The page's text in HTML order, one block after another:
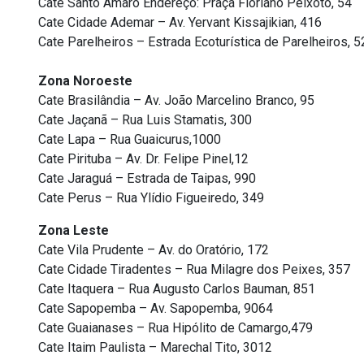
Cate Cidade Ademar – Av. Yervant Kissajikian, 416
Cate Parelheiros – Estrada Ecoturística de Parelheiros,
Zona Noroeste
Cate Brasilândia – Av. João Marcelino Branco, 95
Cate Jaçanã – Rua Luis Stamatis, 300
Cate Lapa – Rua Guaicurus,1000
Cate Pirituba – Av. Dr. Felipe Pinel,12
Cate Jaraguá – Estrada de Taipas, 990
Cate Perus – Rua Ylídio Figueiredo, 349
Zona Leste
Cate Vila Prudente – Av. do Oratório, 172
Cate Cidade Tiradentes – Rua Milagre dos Peixes, 357
Cate Itaquera – Rua Augusto Carlos Bauman, 851
Cate Sapopemba – Av. Sapopemba, 9064
Cate Guaianases – Rua Hipólito de Camargo,479
Cate Itaim Paulista – Marechal Tito, 3012